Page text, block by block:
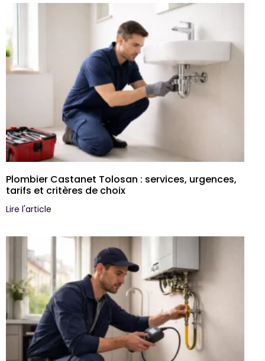
Plombier Castanet Tolosan : services, urgences,
tarifs et critères de choix
Lire l'article